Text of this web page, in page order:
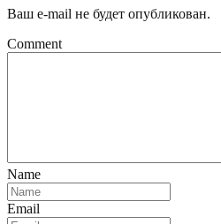
Ваш e-mail не будет опубликован.
Comment
Name
Email